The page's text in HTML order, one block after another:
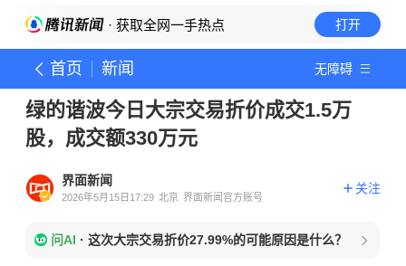
· 获取全网一手热点 打开
首页 新闻 无障碍
绿的谐波今日大宗交易折价成交1.5万
股，成交额330万元
界面新闻
2026年5月15日17:29 北京 界面新闻官方账号
关注
问AI · 这次大宗交易折价27.99%的可能原因是什么？